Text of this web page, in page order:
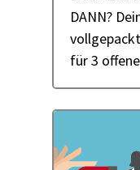
DANN?
für 3